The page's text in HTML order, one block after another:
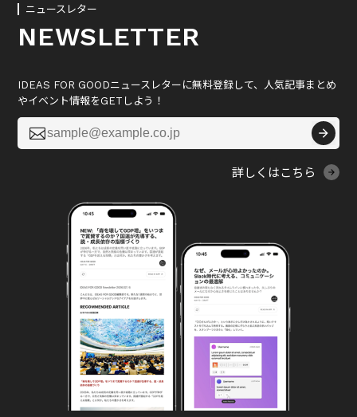
ニュースレター
NEWSLETTER
IDEAS FOR GOODニュースレターに無料登録して、人気記事まとめ
やイベント情報をGETしよう！

詳しくはこちら